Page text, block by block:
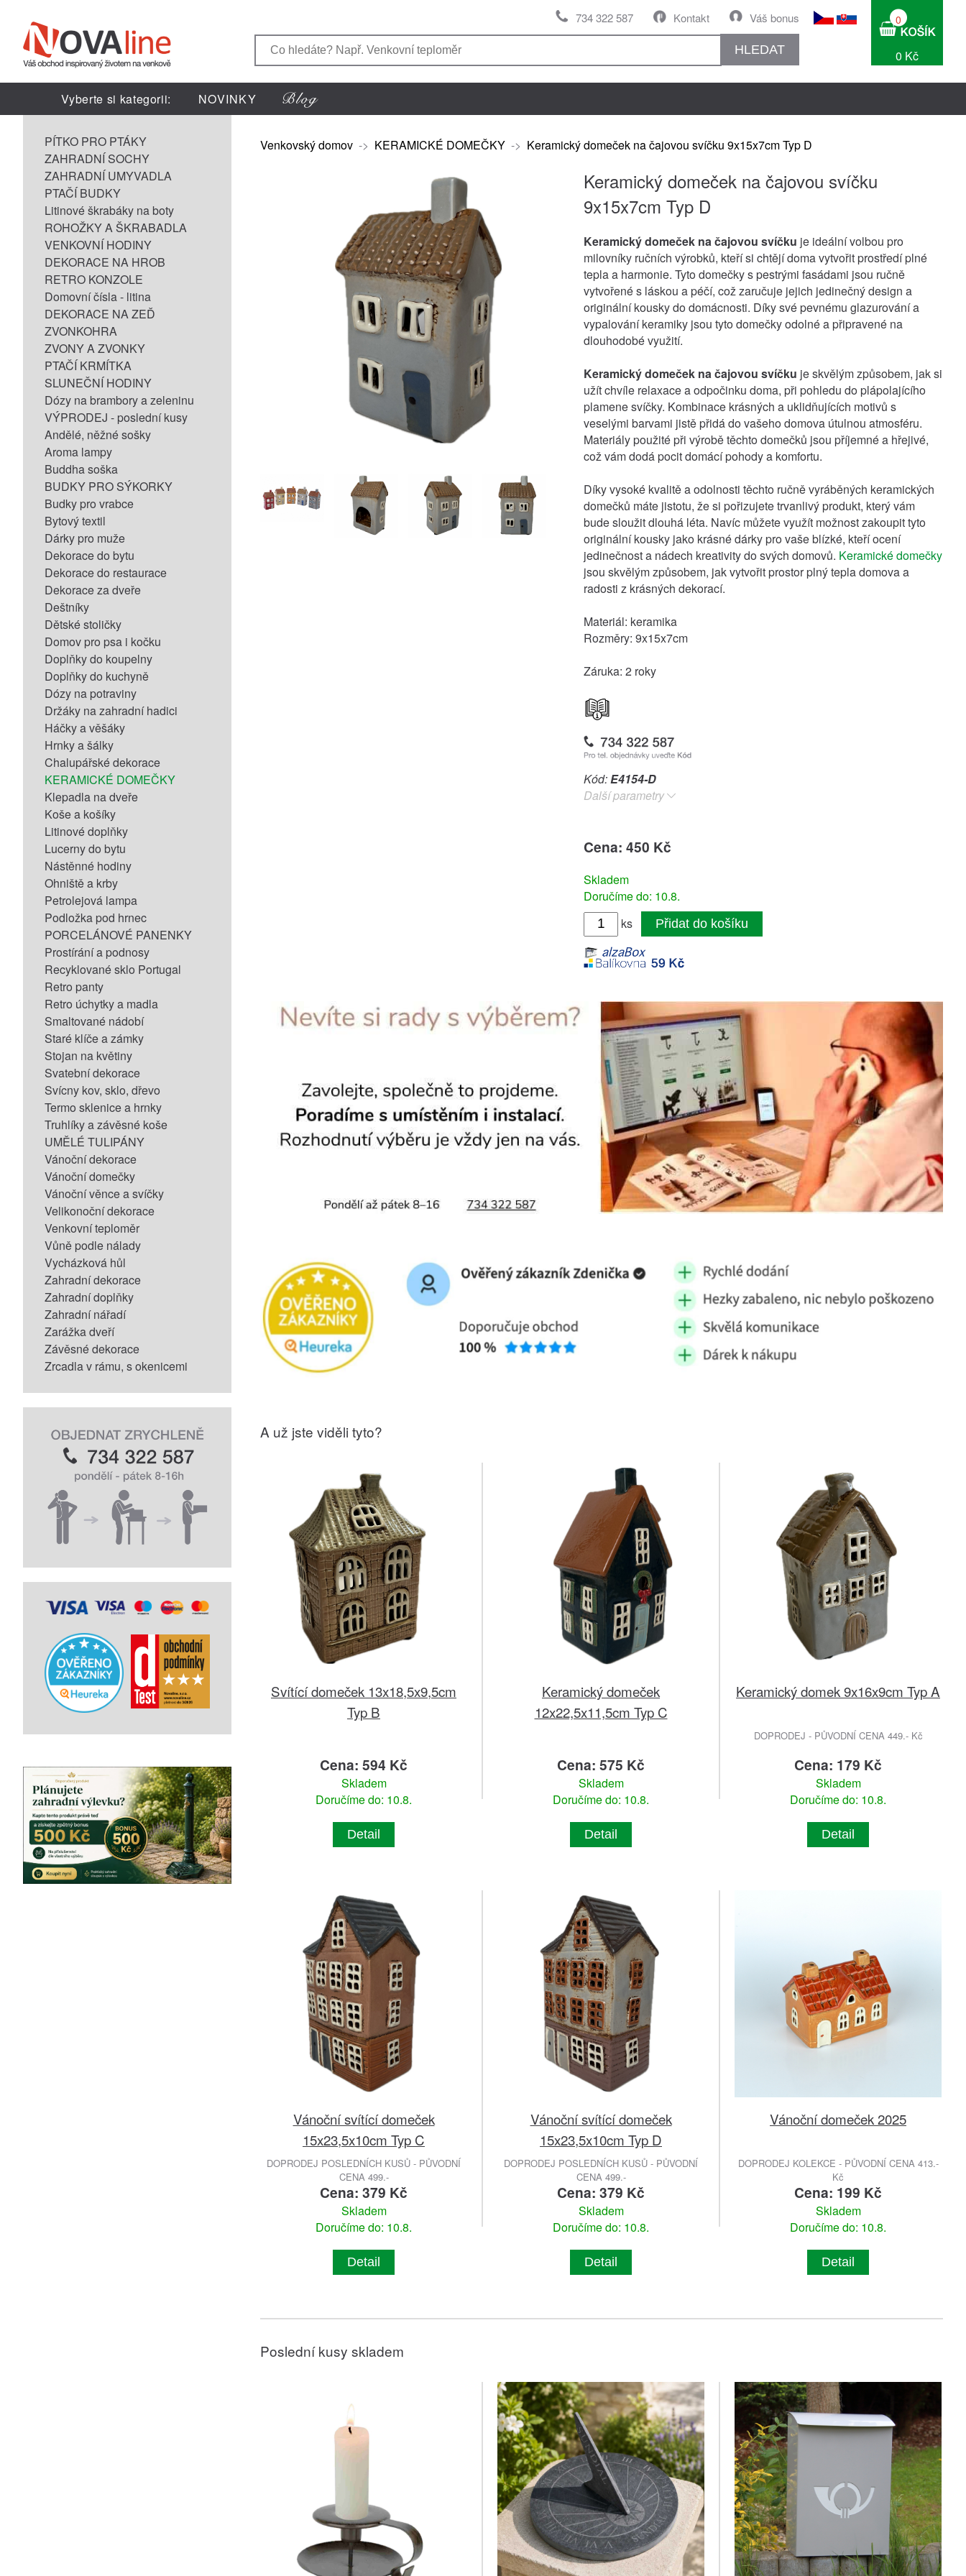
Váš bonus
Kontakt
734 322 587
HLEDAT
0
0 Kč
Vyberte si kategorii: NOVINKY
PÍTKO PRO PTÁKY
ZAHRADNÍ SOCHY
ZAHRADNÍ UMYVADLA
PTAČÍ BUDKY
Litinové škrabáky na boty
ROHOŽKY A ŠKRABADLA
VENKOVNÍ HODINY
DEKORACE NA HROB
RETRO KONZOLE
Domovní čísla - litina
DEKORACE NA ZEĎ
ZVONKOHRA
ZVONY A ZVONKY
PTAČÍ KRMÍTKA
SLUNEČNÍ HODINY
Dózy na brambory a zeleninu
VÝPRODEJ - poslední kusy
Andělé, něžné sošky
Aroma lampy
Buddha soška
BUDKY PRO SÝKORKY
Budky pro vrabce
Bytový textil
Dárky pro muže
Dekorace do bytu
Dekorace do restaurace
Dekorace za dveře
Deštníky
Dětské stoličky
Domov pro psa i kočku
Doplňky do koupelny
Doplňky do kuchyně
Dózy na potraviny
Držáky na zahradní hadici
Háčky a věšáky
Hrnky a šálky
Chalupářské dekorace
KERAMICKÉ DOMEČKY
Klepadla na dveře
Koše a košíky
Litinové doplňky
Lucerny do bytu
Nástěnné hodiny
Ohniště a krby
Petrolejová lampa
Podložka pod hrnec
PORCELÁNOVÉ PANENKY
Prostírání a podnosy
Recyklované sklo Portugal
Retro panty
Retro úchytky a madla
Smaltované nádobí
Staré klíče a zámky
Stojan na květiny
Svatební dekorace
Svícny kov, sklo, dřevo
Termo sklenice a hrnky
Truhlíky a závěsné koše
UMĚLÉ TULIPÁNY
Vánoční dekorace
Vánoční domečky
Vánoční věnce a svíčky
Velikonoční dekorace
Venkovní teploměr
Vůně podle nálady
Vycházková hůl
Zahradní dekorace
Zahradní doplňky
Zahradní nářadí
Zarážka dveří
Závěsné dekorace
Zrcadla v rámu, s okenicemi
Venkovský domov -> KERAMICKÉ DOMEČKY -> Keramický domeček na čajovou svíčku 9x15x7cm Typ D
Keramický domeček na čajovou svíčku
9x15x7cm Typ D
Keramický domeček na čajovou svíčku je ideální volbou pro
milovníky ručních výrobků, kteří si chtějí doma vytvořit prostředí plné
tepla a harmonie. Tyto domečky s pestrými fasádami jsou ručně
vytvořené s láskou a péčí, což zaručuje jejich jedinečný design a
originální kousky do domácnosti. Díky své pevnému glazurování a
vypalování keramiky jsou tyto domečky odolné a připravené na
dlouhodobé využití.
Keramický domeček na čajovou svíčku je skvělým způsobem, jak si
užít chvíle relaxace a odpočinku doma, při pohledu do plápolajícího
plamene svíčky. Kombinace krásných a uklidňujících motivů s
veselými barvami jistě přidá do vašeho domova útulnou atmosféru.
Materiály použité při výrobě těchto domečků jsou příjemné a hřejivé,
což vám dodá pocit domácí pohody a komfortu.
Díky vysoké kvalitě a odolnosti těchto ručně vyráběných keramických
domečků máte jistotu, že si pořizujete trvanlivý produkt, který vám
bude sloužit dlouhá léta. Navíc můžete využít možnost zakoupit tyto
originální kousky jako krásné dárky pro vaše blízké, kteří ocení
jedinečnost a nádech kreativity do svých domovů. Keramické domečky
jsou skvělým způsobem, jak vytvořit prostor plný tepla domova a
radosti z krásných dekorací.
Materiál: keramika
Rozměry: 9x15x7cm
Záruka: 2 roky
Kód:E4154-D
Další parametry
Cena: 450 Kč
Skladem
Doručíme do: 10.8.
ks
Přidat do košíku
A už jste viděli tyto?
Svítící domeček 13x18,5x9,5cm
Typ B
Cena: 594 Kč
Skladem
Doručíme do: 10.8.
Detail
Keramický domeček
12x22,5x11,5cm Typ C
Cena: 575 Kč
Skladem
Doručíme do: 10.8.
Detail
Keramický domek 9x16x9cm Typ A
DOPRODEJ - PŮVODNÍ CENA 449.- Kč
Cena: 179 Kč
Skladem
Doručíme do: 10.8.
Detail
Vánoční svítící domeček
15x23,5x10cm Typ C
DOPRODEJ POSLEDNÍCH KUSŮ - PŮVODNÍ
CENA 499.-
Cena: 379 Kč
Skladem
Doručíme do: 10.8.
Detail
Vánoční svítící domeček
15x23,5x10cm Typ D
DOPRODEJ POSLEDNÍCH KUSŮ - PŮVODNÍ
CENA 499.-
Cena: 379 Kč
Skladem
Doručíme do: 10.8.
Detail
Vánoční domeček 2025
DOPRODEJ KOLEKCE - PŮVODNÍ CENA 413.-
Kč
Cena: 199 Kč
Skladem
Doručíme do: 10.8.
Detail
Poslední kusy skladem